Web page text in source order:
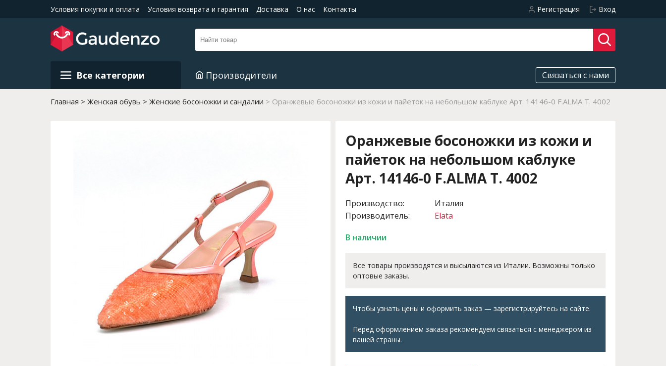
Условия покупки и оплата Условия возврата и гарантия Доставка О нас Контакты Регистрация Вход
Все категории Производители Связаться с нами
Главная Женская обувь Женские босоножки и сандалии Оранжевые босоножки из кожи и пайеток на небольшом каблуке Арт. 14146-0 F.ALMA T. 4002
Оранжевые босоножки из кожи и
пайеток на небольшом каблуке
Арт. 14146-0 F.ALMA T. 4002
Производство:
Производитель:
Италия
Elata
В наличии
Все товары производятся и высылаются из Италии. Возможны только
оптовые заказы.
Чтобы узнать цены и оформить заказ — зарегистрируйтесь на сайте.
Перед оформлением заказа рекомендуем связаться с менеджером из
вашей страны.